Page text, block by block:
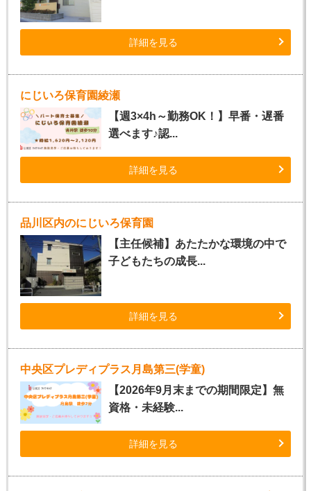
詳細を見る
にじいろ保育園綾瀬
【週3×4h～勤務OK！】早番・遅番
選べます♪認...
詳細を見る
品川区内のにじいろ保育園
【主任候補】あたたかな環境の中で
子どもたちの成長...
詳細を見る
中央区プレディプラス月島第三(学童)
【2026年9月末までの期間限定】無
資格・未経験...
詳細を見る